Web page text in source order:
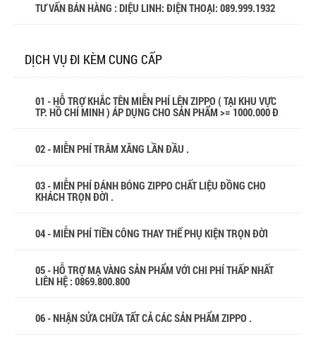
TƯ VẤN BÁN HÀNG : DIỆU LINH: ĐIỆN THOẠI: 089.999.1932
DỊCH VỤ ĐI KÈM CUNG CẤP
01 - HỖ TRỢ KHẮC TÊN MIỄN PHÍ LÊN ZIPPO ( TẠI KHU VỰC
TP. HỒ CHÍ MINH ) ÁP DỤNG CHO SẢN PHẨM >= 1000.000 Đ
02 - MIỄN PHÍ TRÂM XĂNG LẦN ĐẦU .
03 - MIỄN PHÍ ĐÁNH BÓNG ZIPPO CHẤT LIỆU ĐỒNG CHO
KHÁCH TRỌN ĐỜI .
04 - MIỄN PHÍ TIỀN CÔNG THAY THẾ PHỤ KIỆN TRỌN ĐỜI
05 - HỖ TRỢ MẠ VÀNG SẢN PHẨM VỚI CHI PHÍ THẤP NHẤT
LIÊN HỆ : 0869.800.800
06 - NHẬN SỬA CHỮA TẤT CẢ CÁC SẢN PHẨM ZIPPO .